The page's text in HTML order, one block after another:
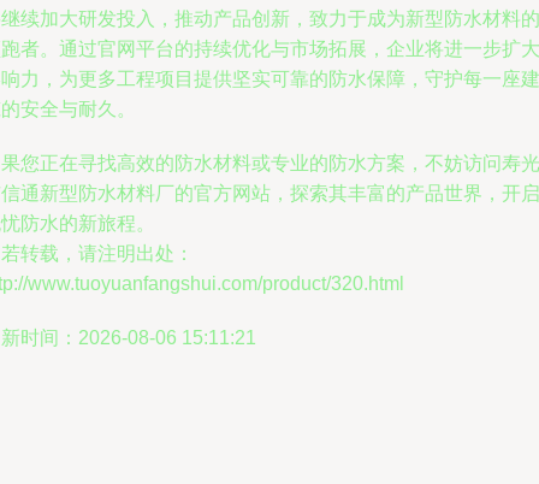
续加大研发投入，推动产品创新，致力于成为新型防水材料的
者。通过官网平台的持续优化与市场拓展，企业将进一步扩大
力，为更多工程项目提供坚实可靠的防水保障，守护每一座建
安全与耐久。
您正在寻找高效的防水材料或专业的防水方案，不妨访问寿光
通新型防水材料厂的官方网站，探索其丰富的产品世界，开启
防水的新旅程。
转载，请注明出处：
www.tuoyuanfangshui.com/product/320.html
时间：2026-08-06 15:11:21